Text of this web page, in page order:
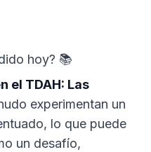
hoy? 📚
el TDAH: Las
experimentan un
lo que puede
un desafío,